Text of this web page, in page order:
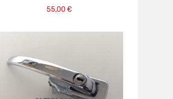
55,00 €
Ajouter Au Panier